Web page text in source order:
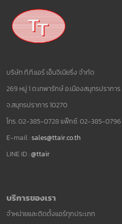
บริษัท ที.ที.แอร์ เอ็นจิเนียริ่ง จำกัด
269 หมู่ 1 ต.เทพารักษ์ อ.เมืองสมุทรปราการ
จ.สมุทรปราการ 10270
โทร. 02-385-0728 แฟ็กซ์. 02-385-0796
E-mail :sales@ttair.co.th
LINE ID :@ttair
บริการของเรา
จำหน่ายและติดตั้งแอร์ทุกประเภท